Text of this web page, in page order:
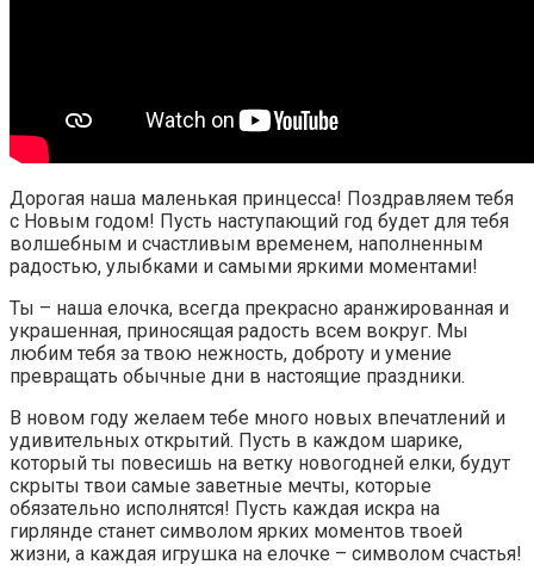
Дорогая наша маленькая принцесса! Поздравляем тебя
с Новым годом! Пусть наступающий год будет для тебя
волшебным и счастливым временем, наполненным
радостью, улыбками и самыми яркими моментами!
Ты – наша елочка, всегда прекрасно аранжированная и
украшенная, приносящая радость всем вокруг. Мы
любим тебя за твою нежность, доброту и умение
превращать обычные дни в настоящие праздники.
В новом году желаем тебе много новых впечатлений и
удивительных открытий. Пусть в каждом шарике,
который ты повесишь на ветку новогодней елки, будут
скрыты твои самые заветные мечты, которые
обязательно исполнятся! Пусть каждая искра на
гирлянде станет символом ярких моментов твоей
жизни, а каждая игрушка на елочке – символом счастья!